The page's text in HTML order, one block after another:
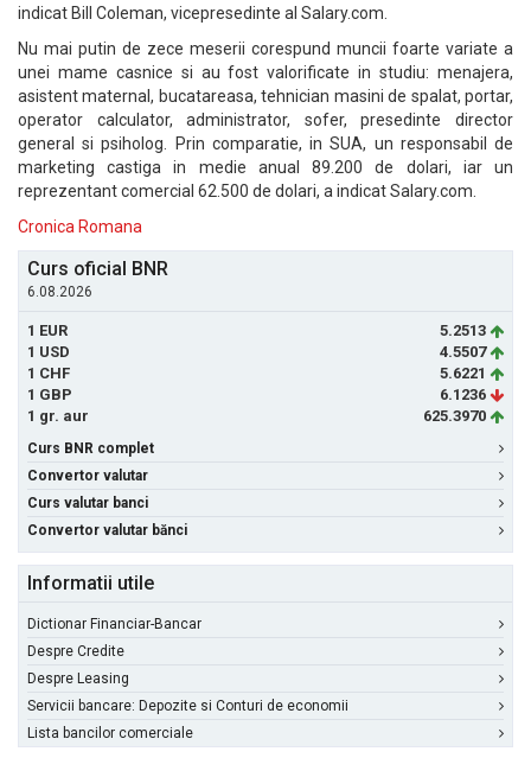
indicat Bill Coleman, vicepresedinte al Salary.com.
Nu mai putin de zece meserii corespund muncii foarte variate a
unei mame casnice si au fost valorificate in studiu: menajera,
asistent maternal, bucatareasa, tehnician masini de spalat, portar,
operator calculator, administrator, sofer, presedinte director
general si psiholog. Prin comparatie, in SUA, un responsabil de
marketing castiga in medie anual 89.200 de dolari, iar un
reprezentant comercial 62.500 de dolari, a indicat Salary.com.
Cronica Romana
Curs oficial BNR
6.08.2026
1 EUR
5.2513
1 USD
4.5507
1 CHF
5.6221
1 GBP
6.1236
1 gr. aur
625.3970
Curs BNR complet
Convertor valutar
Curs valutar banci
Convertor valutar bănci
Informatii utile
Dictionar Financiar-Bancar
Despre Credite
Despre Leasing
Servicii bancare: Depozite si Conturi de economii
Lista bancilor comerciale